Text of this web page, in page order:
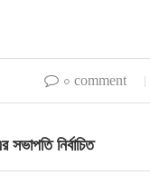
০ comment
নির্বাচিত